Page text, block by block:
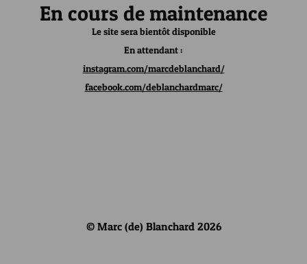
En cours de maintenance
Le site sera bientôt disponible
En attendant :
instagram.com/marcdeblanchard/
facebook.com/deblanchardmarc/
© Marc (de) Blanchard 2026